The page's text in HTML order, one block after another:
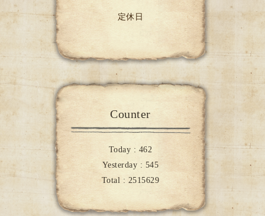
定休日
Counter
Today : 462
Yesterday : 545
Total : 2515629